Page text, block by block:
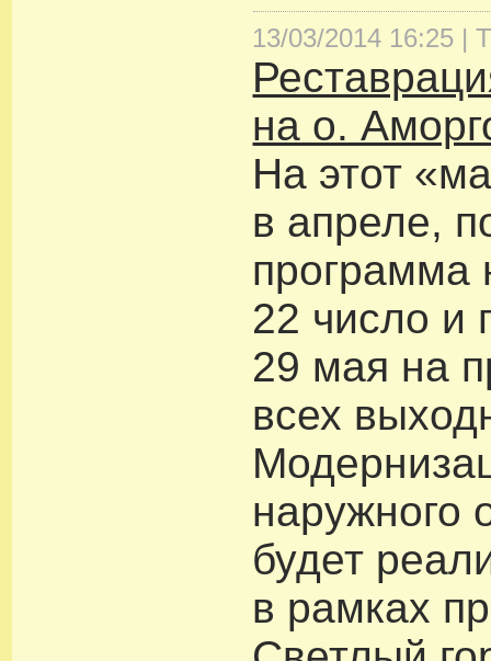
13/03/2014 16:25 |
на о.
На этот
в апреле,
программа
22 число и
29 мая на
всех
наружного
будет
в рамках